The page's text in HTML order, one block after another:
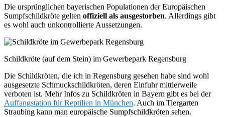
Die ursprünglichen bayerischen Populationen der Europäischen
Sumpfschildkröte gelten offiziell als ausgestorben. Allerdings gibt
es wohl auch unkontrollierte Aussetzungen.
Schildkröte (auf dem Stein) im Gewerbepark Regensburg
Die Schildkröten, die ich in Regensburg gesehen habe sind wohl
ausgesetzte Schmuckschildkröten, deren Einfuhr mittlerweile
verboten ist. Mehr Infos zu Schildkröten in Bayern gibt es bei der
Auffangstation für Reptilien in München. Auch im Tiergarten
Straubing kann man europäische Sumpfschildkröten sehen.